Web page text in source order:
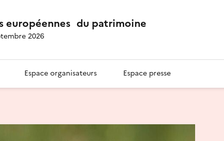
européennes du patrimoine
2026
Espace organisateurs Espace presse